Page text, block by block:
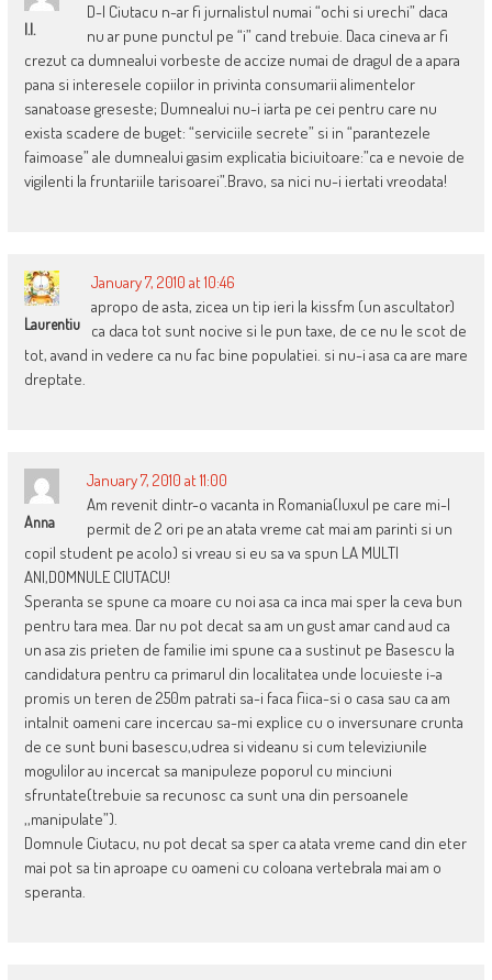
I.I.
D-l Ciutacu n-ar fi jurnalistul numai “ochi si urechi” daca
nu ar pune punctul pe “i” cand trebuie. Daca cineva ar fi
crezut ca dumnealui vorbeste de accize numai de dragul de a apara
pana si interesele copiilor in privinta consumarii alimentelor
sanatoase greseste; Dumnealui nu-i iarta pe cei pentru care nu
exista scadere de buget: “serviciile secrete” si in “parantezele
faimoase” ale dumnealui gasim explicatia biciuitoare:”ca e nevoie de
vigilenti la fruntariile tarisoarei”.Bravo, sa nici nu-i iertati vreodata!
Laurentiu
January 7, 2010 at 10:46
apropo de asta, zicea un tip ieri la kissfm (un ascultator)
ca daca tot sunt nocive si le pun taxe, de ce nu le scot de
tot, avand in vedere ca nu fac bine populatiei. si nu-i asa ca are mare
dreptate.
Anna
January 7, 2010 at 11:00
Am revenit dintr-o vacanta in Romania(luxul pe care mi-l
permit de 2 ori pe an atata vreme cat mai am parinti si un
copil student pe acolo) si vreau si eu sa va spun LA MULTI
ANI,DOMNULE CIUTACU!
Speranta se spune ca moare cu noi asa ca inca mai sper la ceva bun
pentru tara mea. Dar nu pot decat sa am un gust amar cand aud ca
un asa zis prieten de familie imi spune ca a sustinut pe Basescu la
candidatura pentru ca primarul din localitatea unde locuieste i-a
promis un teren de 250m patrati sa-i faca fiica-si o casa sau ca am
intalnit oameni care incercau sa-mi explice cu o inversunare crunta
de ce sunt buni basescu,udrea si videanu si cum televiziunile
mogulilor au incercat sa manipuleze poporul cu minciuni
sfruntate(trebuie sa recunosc ca sunt una din persoanele
,,manipulate”).
Domnule Ciutacu, nu pot decat sa sper ca atata vreme cand din eter
mai pot sa tin aproape cu oameni cu coloana vertebrala mai am o
speranta.